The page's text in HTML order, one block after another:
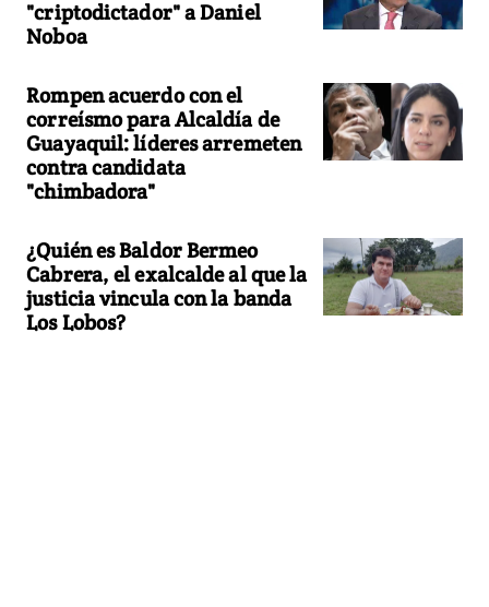
"criptodictador" a Daniel
Noboa
Rompen acuerdo con el
correísmo para Alcaldía de
Guayaquil: líderes arremeten
contra candidata
"chimbadora"
¿Quién es Baldor Bermeo
Cabrera, el exalcalde al que la
justicia vincula con la banda
Los Lobos?